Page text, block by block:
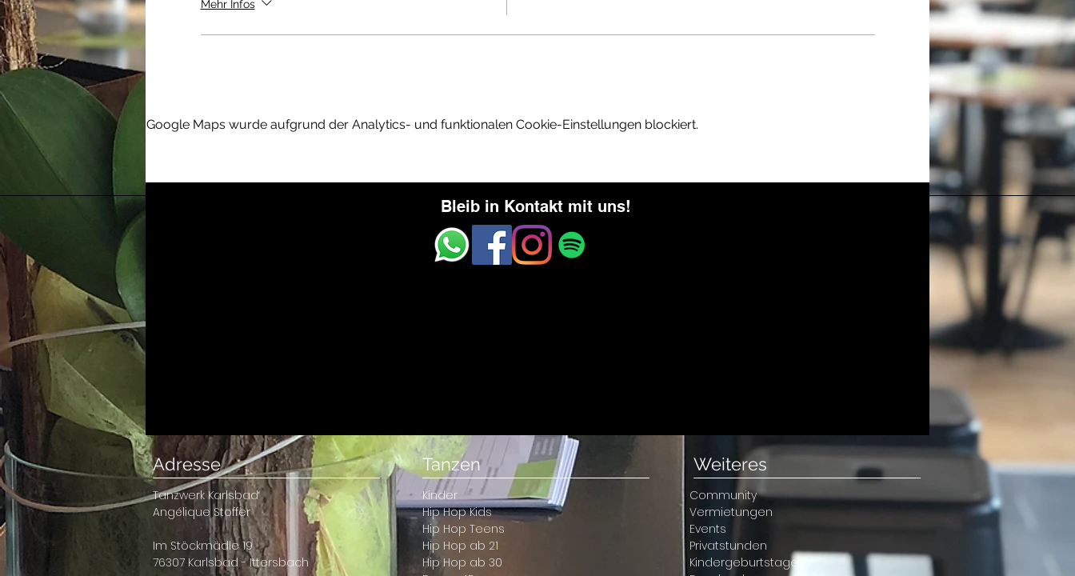
Mehr Infos
Google Maps wurde aufgrund der Analytics- und funktionalen Cookie-Einstellungen blockiert.
Bleib in Kontakt mit uns!
Adresse
Tanzwerk Karlsbad
Angélique Stoffer
Im Stöckmädle 19
76307 Karlsbad - Ittersbach
Tanzen
Kinder
Hip Hop Kids
Hip Hop Teens
Hip Hop ab 21
Hip Hop ab 30
Weiteres
Community
Vermietungen
Events
Privatstunden
Kindergeburtstage